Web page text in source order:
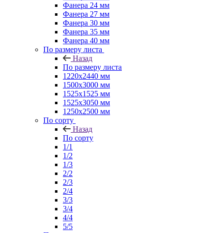
Фанера 24 мм
Фанера 27 мм
Фанера 30 мм
Фанера 35 мм
Фанера 40 мм
По размеру листа
Назад
По размеру листа
1220х2440 мм
1500х3000 мм
1525x1525 мм
1525х3050 мм
1250х2500 мм
По сорту
Назад
По сорту
1/1
1/2
1/3
2/2
2/3
2/4
3/3
3/4
4/4
5/5